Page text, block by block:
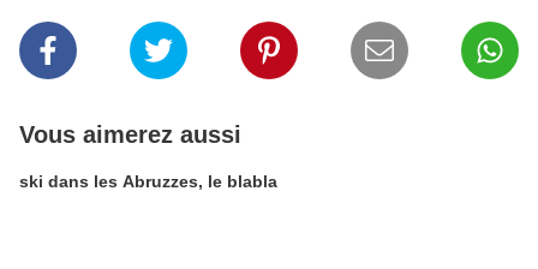
Vous aimerez aussi
ski dans les Abruzzes, le blabla